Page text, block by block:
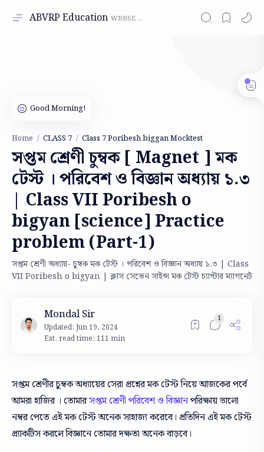
ABVRP Education
Home CLASS 7 Class 7 Poribesh biggan Mocktest
সপ্তম শ্রেণী চুম্বক [ Magnet ] মক
টেস্ট । পরিবেশ ও বিজ্ঞান অধ্যায় ১.৩
| Class VII Poribesh o
bigyan [science] Practice
problem (Part-1)
সপ্তম শ্রেণী অধ্যায়- চুম্বক মক টেস্ট । পরিবেশ ও বিজ্ঞান অধ্যায় ১.৩ | Class
VII Poribesh o bigyan | ক্লাস সেভেন সাইন্স মক টেস্ট চ্যাপ্টার ম্যাগনেট
Est. read time: 111 min
সপ্তম শ্রেণীর চুম্বক অধ্যায়ের সেরা প্রশ্নের মক টেস্ট নিয়ে আজকের পর্বে
আমরা হাজির । তোমারসপ্তম শ্রেণী পরিবেশ ও বিজ্ঞানপরিক্ষায় ভালো
নম্বর পেতে এই মক টেস্ট অনেক সাহাজ্য করেবে। প্রতিদিন এই মক টেস্ট
প্র্যাকটিস করলে বিজ্ঞানে তোমার দক্ষতা অনেক বাড়বে।